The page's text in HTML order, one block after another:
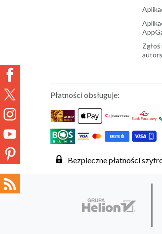
Płatności obsługuje:
Bezpieczne płatności